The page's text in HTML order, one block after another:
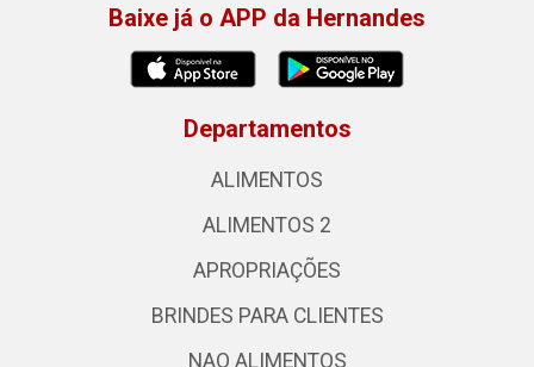
Baixe já o APP da Hernandes
Departamentos
ALIMENTOS
ALIMENTOS 2
APROPRIAÇÕES
BRINDES PARA CLIENTES
NAO ALIMENTOS